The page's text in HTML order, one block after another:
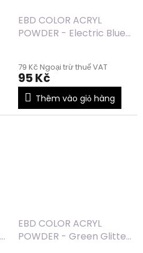
EBD COLOR ACRYL
POWDER - Electric Blue
79 Kč Ngoại trừ thuế VAT
95 Kč
Thêm vào giỏ hàng
EBD COLOR ACRYL
POWDER - Green Glitter